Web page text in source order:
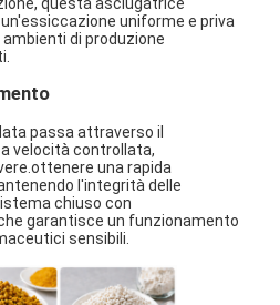
uniforme e priva
di produzione
passa attraverso il
velocità controllata,
una rapida
l'integrità delle
chiuso con
garantisce un funzionamento
sensibili.